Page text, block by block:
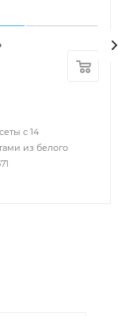
с 14
из белого